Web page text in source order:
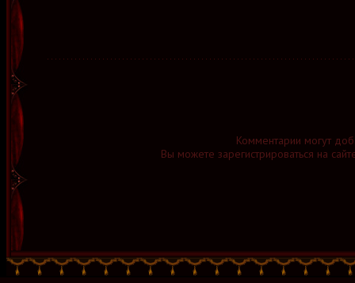
Комментарии могут
Вы можете зарегистрироваться на